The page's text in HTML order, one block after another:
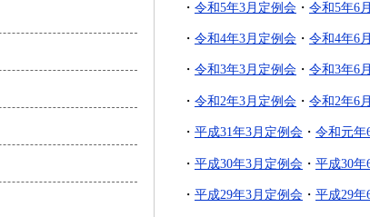
・ 令和5年3月定例会 ・ 令和5年6
・ 令和4年3月定例会 ・ 令和4年6
・ 令和3年3月定例会 ・ 令和3年6
・ 令和2年3月定例会 ・ 令和2年6
・ 平成31年3月定例会 ・ 令和元年
・ 平成30年3月定例会 ・ 平成30
・ 平成29年3月定例会 ・ 平成29